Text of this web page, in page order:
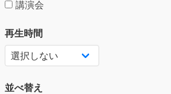
講演会
再生時間
並べ替え